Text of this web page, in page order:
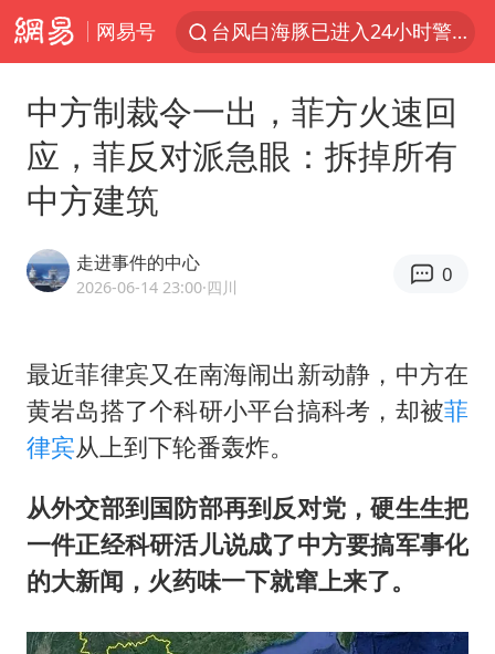
网易号
台风白海豚已进入24小时警戒线
上海：台风白海豚或将带来龙卷风
四川宜宾市高县4.9级地震致1人死亡
国乒男单横滨冠军赛全军覆没
胡彦斌获《歌手2026》歌王
胜宏科技：股票交易异常波动
美股存储板块集体大跌
东航：国内客票提前14天免费退改
名创优品回应女子吐槽内裤质量差
中方制裁令一出，菲方火速回
应，菲反对派急眼：拆掉所有
中方建筑
走进事件的中心
2026-06-14 23:00·四川
0
最近菲律宾又在南海闹出新动静，中方在
黄岩岛搭了个科研小平台搞科考，却被菲
律宾从上到下轮番轰炸。
从外交部到国防部再到反对党，硬生生把
一件正经科研活儿说成了中方要搞军事化
的大新闻，火药味一下就窜上来了。